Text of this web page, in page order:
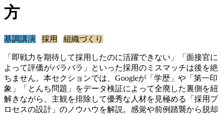
方
基調講演 採用 組織づくり
「即戦力を期待して採用したのに活躍できない」「面接官に
よって評価がバラバラ」といった採用のミスマッチは後を絶
ちません。本セクションでは、Googleが「学歴」や「第一印
象」「とんち問題」をデータ検証によって全廃した裏側を紐
解きながら、主観を排除して優秀な人材を見極める「採用プ
ロセスの設計」のノウハウを解説。感覚や前例踏襲から脱却